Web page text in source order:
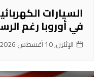
السيارات
في أوروبا رغم
الإثنين, 10 أغسطس 2026, 4:54